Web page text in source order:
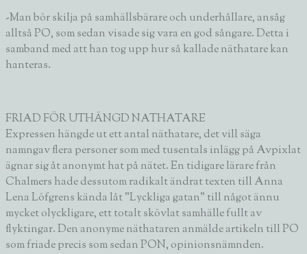
-Man bör skilja på samhällsbärare och underhållare, ansåg
alltså PO, som sedan visade sig vara en god sångare. Detta i
samband med att han tog upp hur så kallade näthatare kan
hanteras.
FRIAD FÖR UTHÄNGD NATHATARE
Expressen hängde ut ett antal näthatare, det vill säga
namngav flera personer som med tusentals inlägg på Avpixlat
ägnar sig åt anonymt hat på nätet. En tidigare lärare från
Chalmers hade dessutom radikalt ändrat texten till Anna
Lena Löfgrens kända låt ”Lyckliga gatan” till något ännu
mycket olyckligare, ett totalt skövlat samhälle fullt av
flyktingar. Den anonyme näthataren anmälde artikeln till PO
som friade precis som sedan PON, opinionsnämnden.